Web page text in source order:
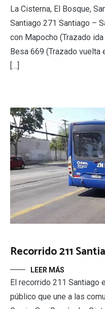
La Cisterna, El Bosque,
Santiago 271 Santiago –
con Mapocho (Trazado
Besa 669 (Trazado vuelta
[…]
Recorrido 211
LEER MÁS
El recorrido 211 Santiago
público que une a las